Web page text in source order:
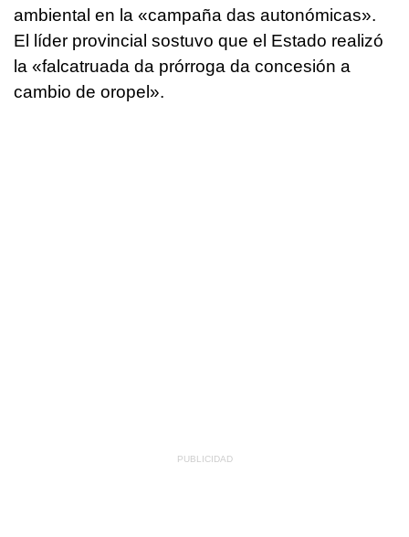
ambiental en la «campaña das autonómicas».
El líder provincial sostuvo que el Estado realizó
la «falcatruada da prórroga da concesión a
cambio de oropel».